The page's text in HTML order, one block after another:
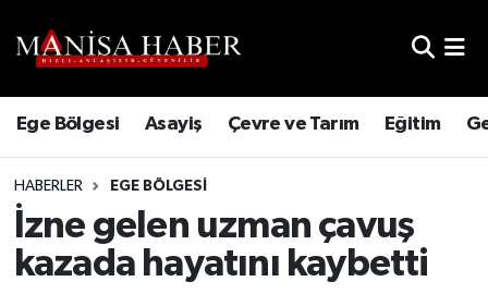
Ege Bölgesi Asayiş Çevre ve Tarım Eğitim
HABERLER EGE BÖLGESI
İzne gelen uzman çavuş
kazada hayatını kaybetti
Trafik Durumu
Süper Lig Puan Durumu ve Fikstür
Tüm Manşetler